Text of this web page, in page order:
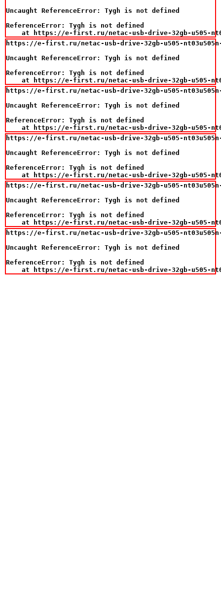
Uncaught ReferenceError: Tygh is not defined
ReferenceError: Tygh is not defined
at https://e-first.ru/netac-usb-drive-32gb-u505-
https://e-first.ru/netac-usb-drive-32gb-u505-nt03u505n-
Uncaught ReferenceError: Tygh is not defined
ReferenceError: Tygh is not defined
at https://e-first.ru/netac-usb-drive-32gb-u505-
https://e-first.ru/netac-usb-drive-32gb-u505-nt03u505n-
Uncaught ReferenceError: Tygh is not defined
ReferenceError: Tygh is not defined
at https://e-first.ru/netac-usb-drive-32gb-u505-
https://e-first.ru/netac-usb-drive-32gb-u505-nt03u505n-
Uncaught ReferenceError: Tygh is not defined
ReferenceError: Tygh is not defined
at https://e-first.ru/netac-usb-drive-32gb-u505-
https://e-first.ru/netac-usb-drive-32gb-u505-nt03u505n-
Uncaught ReferenceError: Tygh is not defined
ReferenceError: Tygh is not defined
at https://e-first.ru/netac-usb-drive-32gb-u505-
https://e-first.ru/netac-usb-drive-32gb-u505-nt03u505n-
Uncaught ReferenceError: Tygh is not defined
ReferenceError: Tygh is not defined
at https://e-first.ru/netac-usb-drive-32gb-u505-